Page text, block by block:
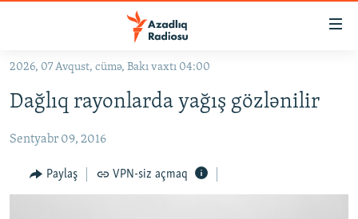
Əsas
qayıt
naviqasiyaya
Axtarışa
#İZAHLA
KORRUPSIOMETR
#ƏSLINDƏ
FƏRQƏ BAX
2026, 07 Avqust, cümə, Bakı vaxtı 04:00
Dağlıq rayonlarda yağış gözlənilir
Sentyabr 09, 2016
Paylaş VPN-siz açmaq